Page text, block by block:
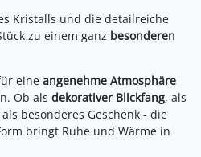
Kristalls und die detailreiche
zu einem ganz besonderen
eine angenehme Atmosphäre
Ob als dekorativer Blickfang, als
besonderes Geschenk - die
bringt Ruhe und Wärme in